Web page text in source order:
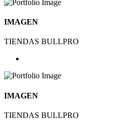
IMAGEN
TIENDAS BULLPRO
IMAGEN
TIENDAS BULLPRO